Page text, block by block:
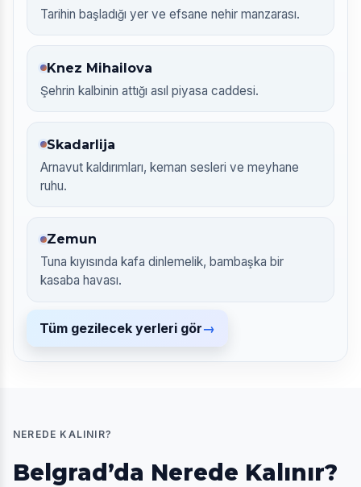
Tarihin başladığı yer ve efsane nehir manzarası.
Knez Mihailova
Şehrin kalbinin attığı asıl piyasa caddesi.
Skadarlija
Arnavut kaldırımları, keman sesleri ve meyhane
ruhu.
Zemun
Tuna kıyısında kafa dinlemelik, bambaşka bir
kasaba havası.
Tüm gezilecek yerleri gör
NEREDE KALINIR?
Belgrad’da Nerede Kalınır?